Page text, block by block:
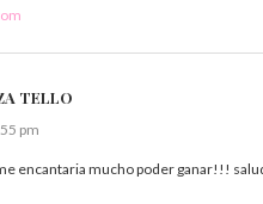
TELLO
pm
encantaria mucho poder ganar!!!